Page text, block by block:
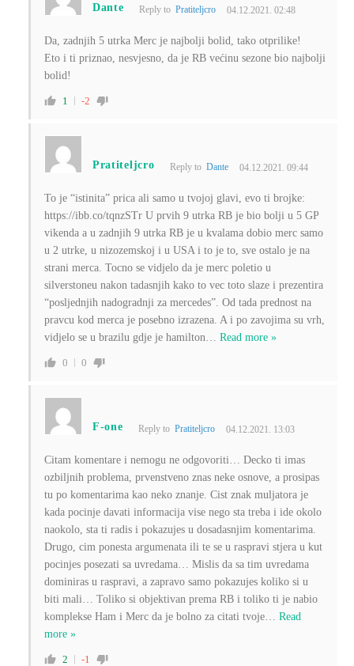
Dante Reply toPratiteljcro 04.12.2021. 02:48
Da, zadnjih 5 utrka Merc je najbolji bolid, tako otprilike!
Eto i ti priznao, nesvjesno, da je RB većinu sezone bio najbolji
bolid!
1 -2
Pratiteljcro Reply toDante 04.12.2021. 09:44
To je “istinita” prica ali samo u tvojoj glavi, evo ti brojke:
https://ibb.co/tqnzSTr U prvih 9 utrka RB je bio bolji u 5 GP
vikenda a u zadnjih 9 utrka RB je u kvalama dobio merc samo
u 2 utrke, u nizozemskoj i u USA i to je to, sve ostalo je na
strani merca. Tocno se vidjelo da je merc poletio u
silverstoneu nakon tadasnjih kako to vec toto slaze i prezentira
“posljednjih nadogradnji za mercedes”. Od tada prednost na
pravcu kod merca je posebno izrazena. A i po zavojima su vrh,
vidjelo se u brazilu gdje je hamilton
Read more »
0 0
F-one Reply toPratiteljcro 04.12.2021. 13:03
Citam komentare i nemogu ne odgovoriti… Decko ti imas
ozbiljnih problema, prvenstveno znas neke osnove, a prosipas
tu po komentarima kao neko znanje. Cist znak muljatora je
kada pocinje davati informacija vise nego sta treba i ide okolo
naokolo, sta ti radis i pokazujes u dosadasnjim komentarima.
Drugo, cim ponesta argumenata ili te se u raspravi stjera u kut
pocinjes posezati sa uvredama… Mislis da sa tim uvredama
dominiras u raspravi, a zapravo samo pokazujes koliko si u
biti mali… Toliko si objektivan prema RB i toliko ti je nabio
komplekse Ham i Merc da je bolno za citati tvoje… Read
more »
2 -1